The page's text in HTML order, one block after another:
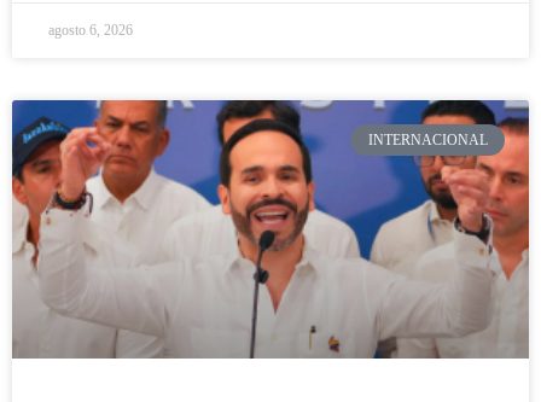
agosto 6, 2026
INTERNACIONAL